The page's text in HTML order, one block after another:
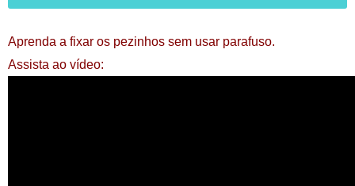
Aprenda a fixar os pezinhos sem usar parafuso.
Assista ao vídeo: